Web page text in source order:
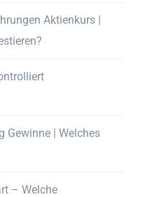
Aktienkurs |
Gewinne | Welches
– Welche